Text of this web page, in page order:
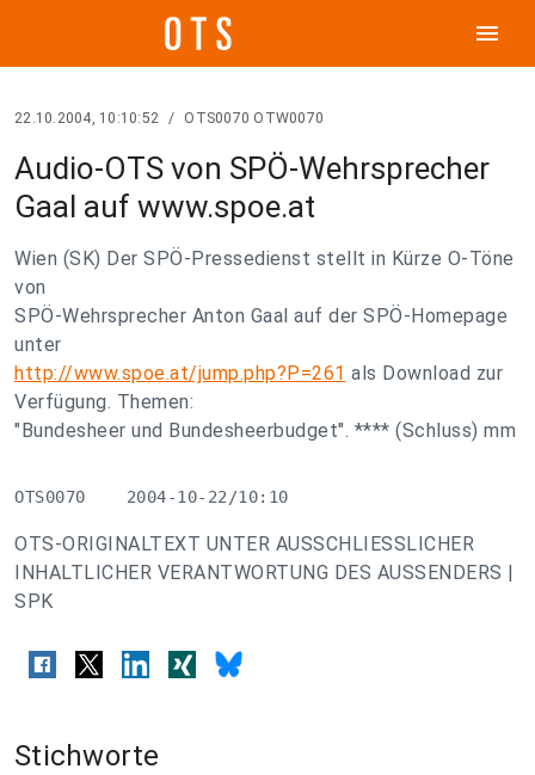
menu
22.10.2004, 10:10:52 / OTS0070 OTW0070
Audio-OTS von SPÖ-Wehrsprecher
Gaal auf www.spoe.at
Wien (SK) Der SPÖ-Pressedienst stellt in Kürze O-Töne
von
SPÖ-Wehrsprecher Anton Gaal auf der SPÖ-Homepage
unter
http://www.spoe.at/jump.php?P=261 als Download zur
Verfügung. Themen:
"Bundesheer und Bundesheerbudget". **** (Schluss) mm
OTS0070    2004-10-22/10:10
OTS-ORIGINALTEXT UNTER AUSSCHLIESSLICHER
INHALTLICHER VERANTWORTUNG DES AUSSENDERS |
SPK
Stichworte